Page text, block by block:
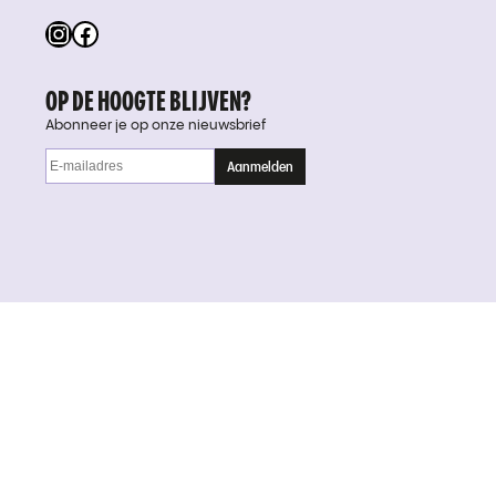
Instagram
Facebook
OP DE HOOGTE BLIJVEN?
Abonneer je op onze nieuwsbrief